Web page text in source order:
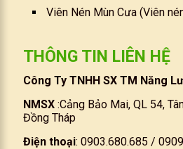
Viên Nén Mùn Cưa (Viên
THÔNG TIN LIÊN HỆ
Công Ty TNHH SX TM Năng
NMSX :Cảng Bảo Mai, QL 54,
Đồng Tháp
Điện thoại: 0903.680.685 /